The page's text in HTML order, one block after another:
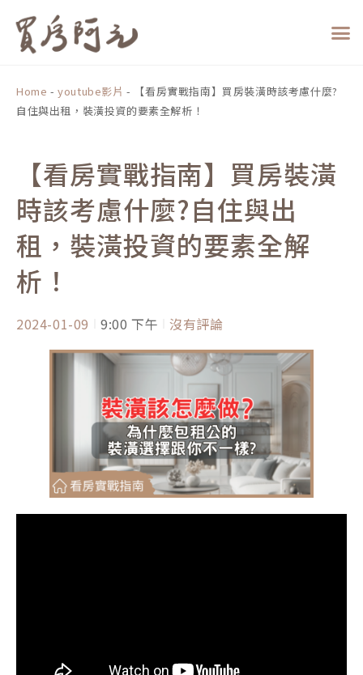
Home -youtube影片 -
【看房實戰指南】買房裝潢時該考慮什麼?
自住與出租，裝潢投資的要素全解析！
【看房實戰指南】買房裝潢
時該考慮什麼?自住與出
租，裝潢投資的要素全解
析！
2024-01-09 9:00 下午 沒有評論